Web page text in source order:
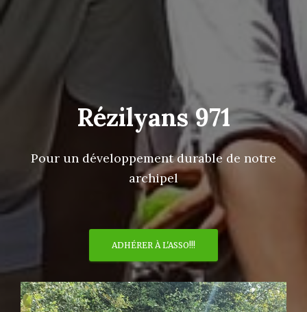
Rézilyans 971
Pour un développement durable de notre
archipel
ADHÉRER À L'ASSO!!!